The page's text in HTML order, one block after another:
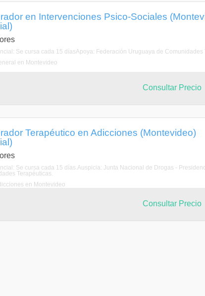
en Intervenciones Psico-Sociales
Se cursa cada 15 díasApoya: Federación Uruguaya de Comunidades
en Montevideo
Consultar Precio
Terapéutico en Adicciones (Montevideo)
Se cursa cada 15 días.Auspicia: Junta Nacional de Drogas -
Terapéuticas.
en Montevideo
Consultar Precio